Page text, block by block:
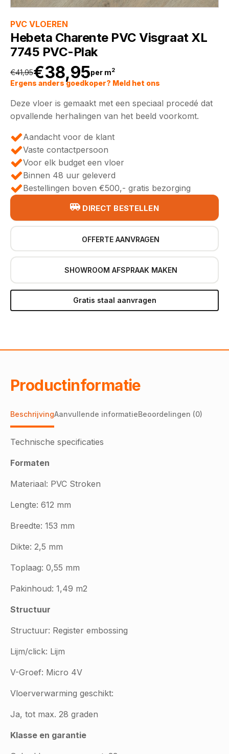
PVC VLOEREN
Hebeta Charente PVC Visgraat XL
7745 PVC-Plak
€41,95
Oorspronkelijke
prijs
was:
€41,95.
€38,95
Huidige
prijs
is:
€38,95.
per m2
Ergens anders goedkoper? Meld het ons
Deze vloer is gemaakt met een speciaal procedé dat
opvallende herhalingen van het beeld voorkomt.
Aandacht voor de klant
Vaste contactpersoon
Voor elk budget een vloer
Binnen 48 uur geleverd
Bestellingen boven €500,- gratis bezorging
DIRECT BESTELLEN
OFFERTE AANVRAGEN
SHOWROOM AFSPRAAK MAKEN
Gratis staal aanvragen
Productinformatie
BeschrijvingAanvullende informatieBeoordelingen (0)
Technische specificaties
Formaten
Materiaal: PVC Stroken
Lengte: 612 mm
Breedte: 153 mm
Dikte: 2,5 mm
Toplaag: 0,55 mm
Pakinhoud: 1,49 m2
Structuur
Structuur: Register embossing
Lijm/click: Lijm
V-Groef: Micro 4V
Vloerverwarming geschikt:
Ja, tot max. 28 graden
Klasse en garantie